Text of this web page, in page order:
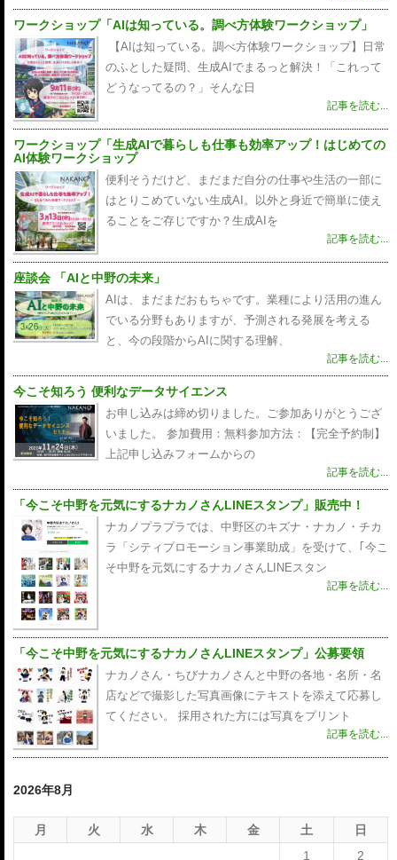
ワークショップ「AIは知っている。調べ方体験ワークショップ」
【AIは知っている。調べ方体験ワークショップ】日常
のふとした疑問、生成AIでまるっと解決！「これって
どうなってるの？」そんな日
記事を読む...
ワークショップ「生成AIで暮らしも仕事も効率アップ！はじめての
AI体験ワークショップ
便利そうだけど、まだまだ自分の仕事や生活の一部に
はとりこめていない生成AI。以外と身近で簡単に使え
ることをご存じですか？生成AIを
記事を読む...
座談会 「AIと中野の未来」
AIは、まだまだおもちゃです。業種により活用の進ん
でいる分野もありますが、予測される発展を考える
と、今の段階からAIに関する理解、
記事を読む...
今こそ知ろう 便利なデータサイエンス
お申し込みは締め切りました。ご参加ありがとうござ
いました。 参加費用：無料参加方法：【完全予約制】
上記申し込みフォームからの
記事を読む...
「今こそ中野を元気にするナカノさんLINEスタンプ」販売中！
ナカノプラプラでは、中野区のキズナ・ナカノ・チカ
ラ「シティプロモーション事業助成」を受けて、｢今こ
そ中野を元気にするナカノさんLINEスタン
記事を読む...
「今こそ中野を元気にするナカノさんLINEスタンプ」公募要領
ナカノさん・ちびナカノさんと中野の各地・名所・名
店などで撮影した写真画像にテキストを添えて応募し
てください。 採用された方には写真をプリント
記事を読む...
2026年8月
月 火 水 木 金 土
日
1
2